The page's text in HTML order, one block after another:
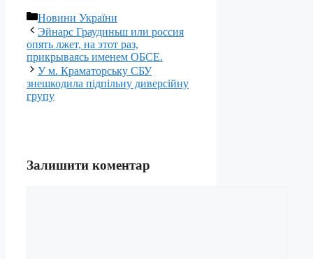
Категорії
Новини України
Эйнарс Граудиньш или россия
опять лжет, на этот раз,
прикрываясь именем ОБСЕ.
У м. Краматорську СБУ
знешкодила підпільну диверсійну
групу
Залишити коментар